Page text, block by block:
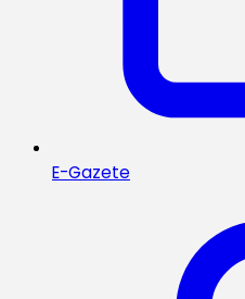
E-Gazete